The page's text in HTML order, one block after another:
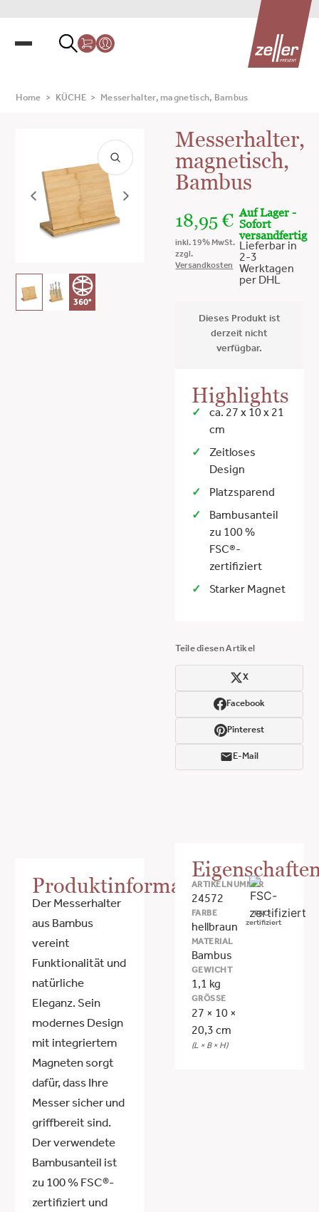
Home > KÜCHE > Messerhalter, magnetisch, Bambus
360°
Messerhalter,
magnetisch,
Bambus
18,95€
inkl. 19% MwSt.
zzgl.
Versandkosten
Auf Lager -
Sofort
versandfertig
Lieferbar in
2-3
Werktagen
per DHL
Dieses Produkt ist
derzeit nicht
verfügbar.
Highlights
ca. 27 x 10 x 21
cm
Zeitloses
Design
Platzsparend
Bambusanteil
zu 100 %
FSC®-
zertifiziert
Starker Magnet
Teile diesen Artikel
X
Facebook
Pinterest
E-Mail
Produktinformationen
Der Messerhalter
aus Bambus
vereint
Funktionalität und
natürliche
Eleganz. Sein
modernes Design
mit integriertem
Magneten sorgt
dafür, dass Ihre
Messer sicher und
griffbereit sind.
Der verwendete
Bambusanteil ist
zu 100 % FSC®-
zertifiziert und
ARTIKELNUMMER
24572
FARBE
hellbraun
MATERIAL
Bambus
GEWICHT
1,1 kg
GRÖSSE
27 × 10 ×
20,3 cm
(L × B × H)
FSC-
zertifiziert